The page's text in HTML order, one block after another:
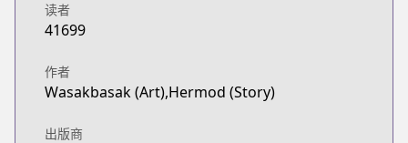
读者
41699
作者
Wasakbasak (Art),Hermod (Story)
出版商